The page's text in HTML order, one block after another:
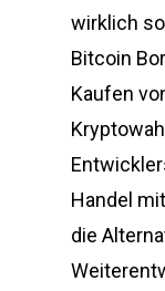
wirklich
Bitcoin
Kaufen
Handel
die